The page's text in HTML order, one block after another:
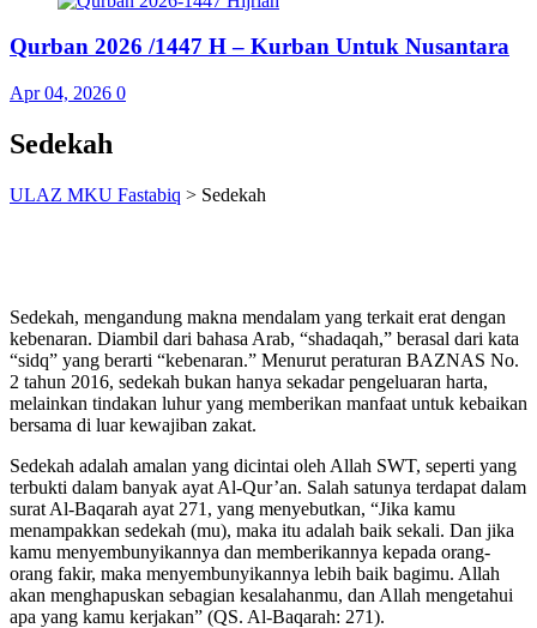
Qurban 2026 /1447 H – Kurban Untuk Nusantara
Apr 04, 2026 0
Sedekah
ULAZ MKU Fastabiq > Sedekah
Sedekah, mengandung makna mendalam yang terkait erat dengan
kebenaran. Diambil dari bahasa Arab, “shadaqah,” berasal dari kata
“sidq” yang berarti “kebenaran.” Menurut peraturan BAZNAS No.
2 tahun 2016, sedekah bukan hanya sekadar pengeluaran harta,
melainkan tindakan luhur yang memberikan manfaat untuk kebaikan
bersama di luar kewajiban zakat.
Sedekah adalah amalan yang dicintai oleh Allah SWT, seperti yang
terbukti dalam banyak ayat Al-Qur’an. Salah satunya terdapat dalam
surat Al-Baqarah ayat 271, yang menyebutkan, “Jika kamu
menampakkan sedekah (mu), maka itu adalah baik sekali. Dan jika
kamu menyembunyikannya dan memberikannya kepada orang-
orang fakir, maka menyembunyikannya lebih baik bagimu. Allah
akan menghapuskan sebagian kesalahanmu, dan Allah mengetahui
apa yang kamu kerjakan” (QS. Al-Baqarah: 271).